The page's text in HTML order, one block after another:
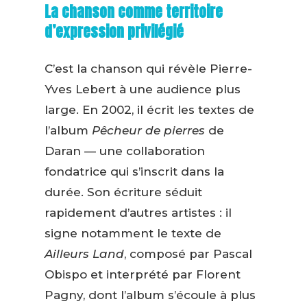
La chanson comme territoire
d’expression privilégié
C’est la chanson qui révèle Pierre-
Yves Lebert à une audience plus
large. En 2002, il écrit les textes de
l’album Pêcheur de pierres de
Daran — une collaboration
fondatrice qui s’inscrit dans la
durée. Son écriture séduit
rapidement d’autres artistes : il
signe notamment le texte de
Ailleurs Land, composé par Pascal
Obispo et interprété par Florent
Pagny, dont l’album s’écoule à plus